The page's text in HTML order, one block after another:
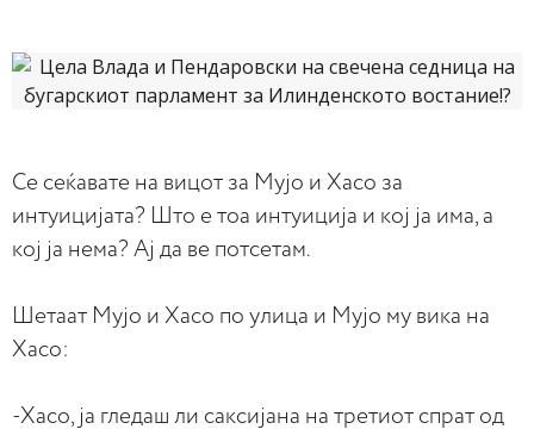
Се сеќавате на вицот за Мујо и Хасо за
интуицијата? Што е тоа интуиција и кој ја има, а
кој ја нема? Ај да ве потсетам.
Шетаат Мујо и Хасо по улица и Мујо му вика на
Хасо:
-Хасо, ја гледаш ли саксијана на третиот спрат од